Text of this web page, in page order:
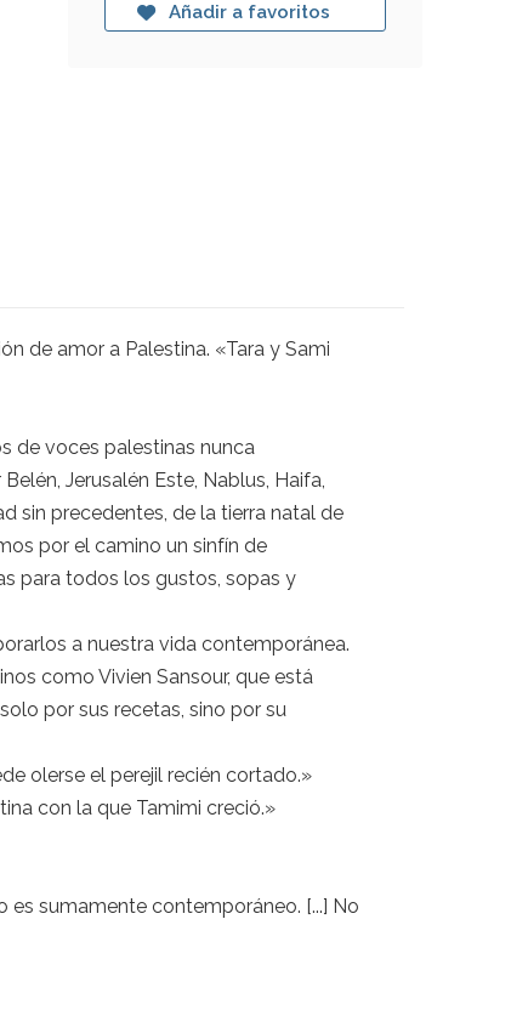
Añadir a favoritos
de amor a Palestina. «Tara y Sami
de voces palestinas nunca
Jerusalén Este, Nablus, Haifa,
sin precedentes, de la tierra natal de
por el camino un sinfín de
para todos los gustos, sopas y
a nuestra vida contemporánea.
como Vivien Sansour, que está
por sus recetas, sino por su
olerse el perejil recién cortado.»
con la que Tamimi creció.»
es sumamente contemporáneo. [...] No